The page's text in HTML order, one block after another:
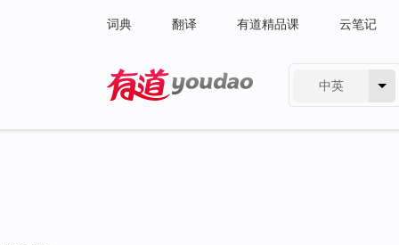
词典 翻译 有道精品课 云笔记
中英